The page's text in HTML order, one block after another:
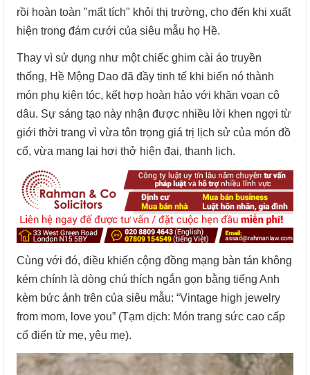
rồi hoàn toàn "mất tích" khỏi thị trường, cho đến khi xuất
hiện trong đám cưới của siêu mẫu họ Hề.
Thay vì sử dụng như một chiếc ghim cài áo truyền
thống, Hề Mộng Dao đã đầy tinh tế khi biến nó thành
món phụ kiện tóc, kết hợp hoàn hảo với khăn voan cô
dâu. Sự sáng tạo này nhận được nhiều lời khen ngợi từ
giới thời trang vì vừa tôn trọng giá trị lịch sử của món đồ
cổ, vừa mang lại hơi thở hiện đại, thanh lịch.
Cùng với đó, điều khiến cộng đồng mạng bàn tán không
kém chính là dòng chú thích ngắn gọn bằng tiếng Anh
kèm bức ảnh trên của siêu mẫu: “Vintage high jewelry
from mom, love you” (Tạm dịch: Món trang sức cao cấp
cổ điển từ mẹ, yêu mẹ).